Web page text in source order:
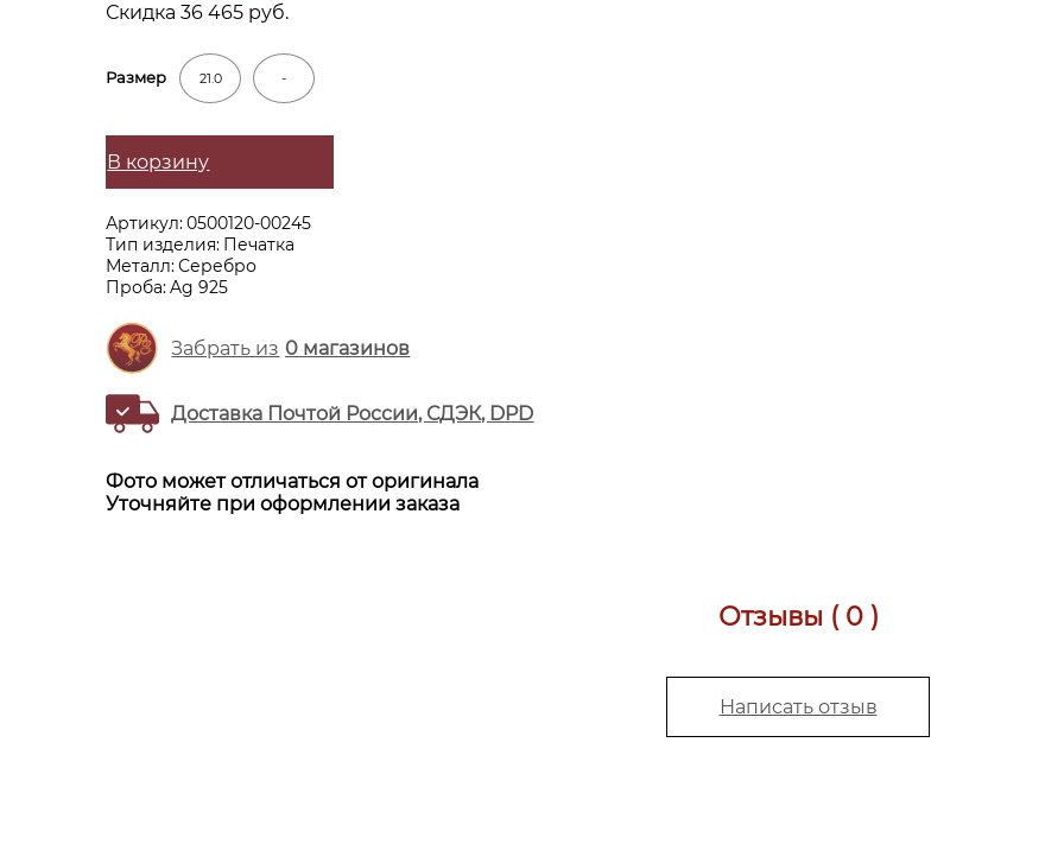
Скидка 36 465 руб.
Размер 21.0 -
В корзину
Артикул:0500120-00245
Тип изделия: Печатка
Металл:Серебро
Проба:Ag 925
Забрать из 0 магазинов
Доставка Почтой России, СДЭК, DPD
Фото может отличаться от оригинала
Уточняйте при оформлении заказа
Отзывы ( 0 )
Написать отзыв